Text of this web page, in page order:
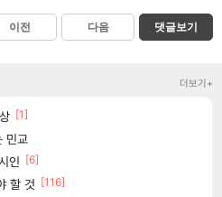
이전 다음 댓글보기
더보기+
[1]
민교
인 [6]
할 것 [116]